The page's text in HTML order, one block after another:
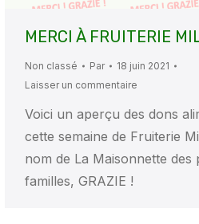
MERCI À FRUITERIE
Non classé Par
18 juin 2021
Laisser un commentaire
Voici un aperçu des dons
cette semaine de Fruiterie
nom de La Maisonnette des
familles, GRAZIE !